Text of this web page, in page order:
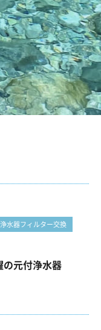
水器フィルター交換
の元付浄水器